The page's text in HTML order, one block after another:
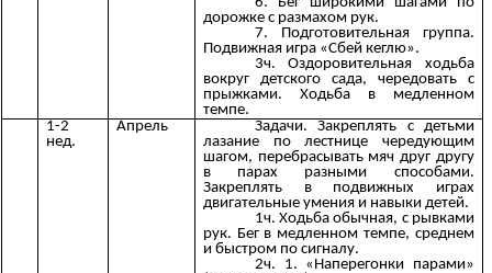
дорожке с размахом рук.
7. Подготовительная группа.
Подвижная игра «Сбей кеглю».
3ч. Оздоровительная ходьба
вокруг детского сада, чередовать с
прыжками. Ходьба в медленном
темпе.
1-2
нед.
Апрель
Задачи. Закреплять с детьми
лазание по лестнице чередующим
шагом, перебрасывать мяч друг другу
в парах разными способами.
Закреплять в подвижных играх
двигательные умения и навыки детей.
1ч. Ходьба обычная, с рывками
рук. Бег в медленном темпе, среднем
и быстром по сигналу.
2ч. 1. «Наперегонки парами»